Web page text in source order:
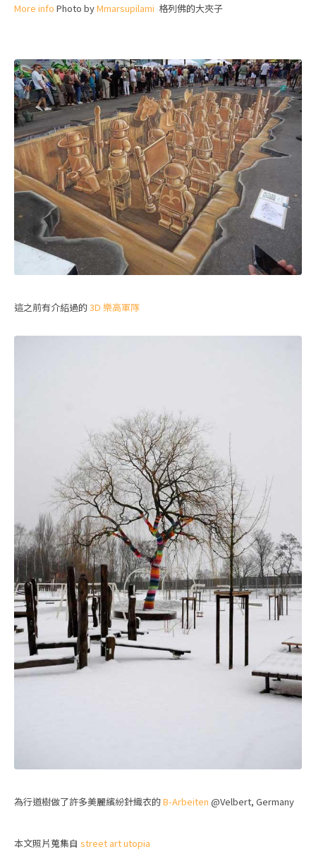
More info Photo byMmarsupilami 格列佛的大夾子
這之前有介紹過的3D 樂高軍隊
為行道樹做了許多美麗繽紛針織衣的B-Arbeiten @Velbert, Germany
本文照片蒐集自 street art utopia